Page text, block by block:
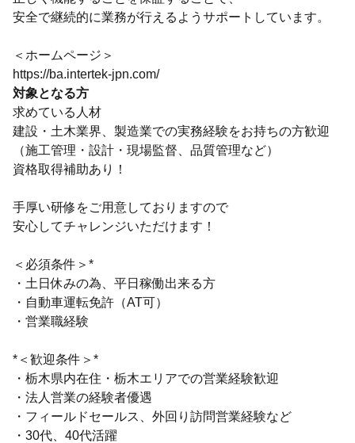
安全で継続的に業務が行えるようサポートしています。
＜ホームページ＞
https://ba.intertek-jpn.com/
対象となる方
求めている人材
建設・土木業界、製造業での実務経験をお持ちの方歓迎
（施工管理・設計・現場監督、品質管理など）
資格取得補助あり！
手厚い研修をご用意しておりますので
安心してチャレンジいただけます！
＜必須条件＞*
・土日休みの為、平日稼働出来る方
・自動車運転免許（AT可）
・営業職経験
*＜歓迎条件＞*
・栃木県内在住・栃木エリアでの営業経験歓迎
・法人営業の経験者優遇
・フィールドセールス、外回り訪問営業経験など
・30代、40代活躍